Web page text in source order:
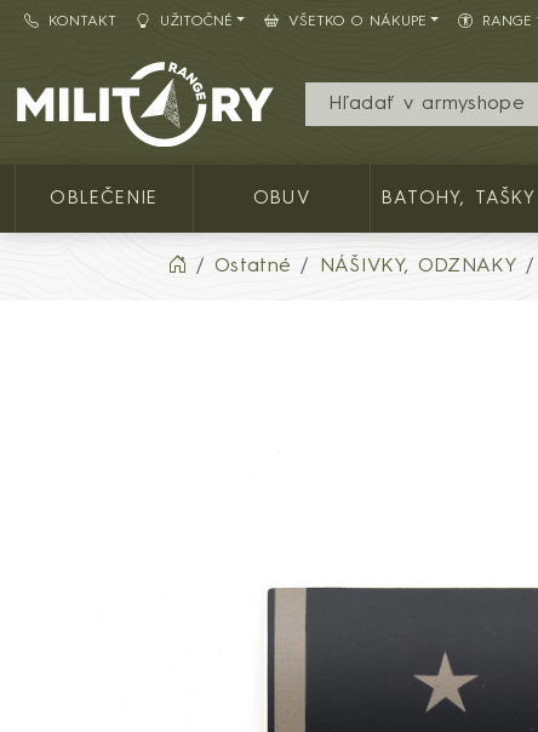
KONTAKT UŽITOČNÉ VŠETKO O NÁKUPE RANGE
Army shop MILITARY RANGE SK
OBLEČENIE OBUV BATOHY, TAŠKY
Ostatné NÁŠIVKY, ODZNAKY